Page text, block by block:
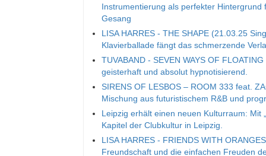
Instrumentierung als perfekter
Gesang
LISA HARRES - THE SHAPE (21.03.25
Klavierballade fängt das schmerzende
TUVABAND - SEVEN WAYS OF
geisterhaft und absolut hypnotisierend.
SIRENS OF LESBOS – ROOM 333 feat.
Mischung aus futuristischem R&B und
Leipzig erhält einen neuen Kulturraum: Mit
Kapitel der Clubkultur in Leipzig.
LISA HARRES - FRIENDS WITH
Freundschaft und die einfachen Freuden